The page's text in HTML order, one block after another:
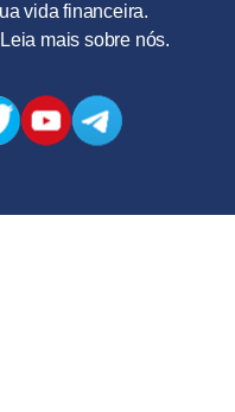
vida financeira.
mais sobre nós.